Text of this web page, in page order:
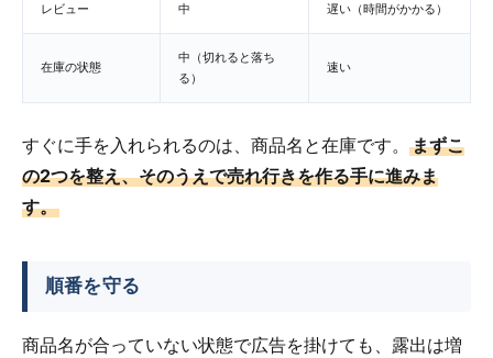
レビュー 中 遅い（時間がかかる）
在庫の状態
中（切れると落ち
る）
速い
すぐに手を入れられるのは、商品名と在庫です。 まずこ
の2つを整え、そのうえで売れ行きを作る手に進みま
す。
順番を守る
商品名が合っていない状態で広告を掛けても、露出は増